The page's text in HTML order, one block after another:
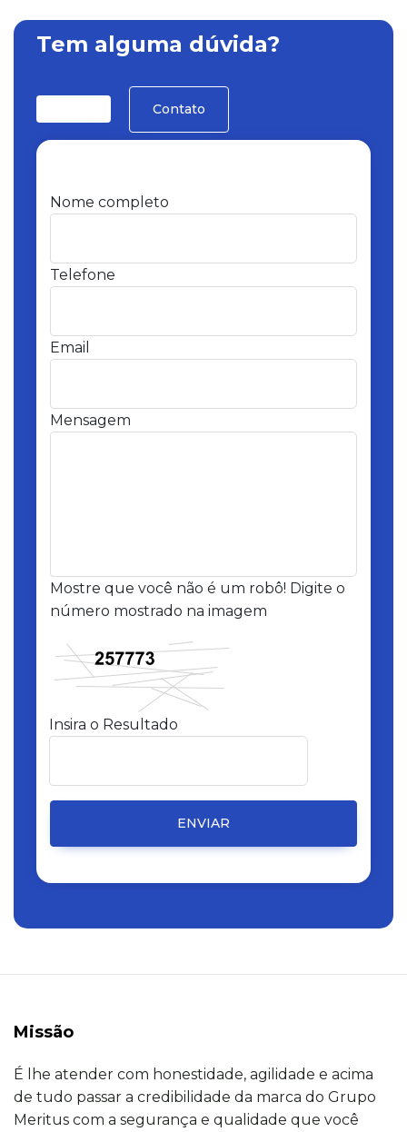
Tem alguma dúvida?
Contato
Nome completo
Telefone
Email
Mensagem
Mostre que você não é um robô! Digite o
número mostrado na imagem
Insira o Resultado
ENVIAR
Missão
É lhe atender com honestidade, agilidade e acima
de tudo passar a credibilidade da marca do Grupo
Meritus com a segurança e qualidade que você